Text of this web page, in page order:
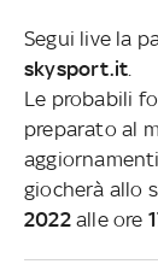
Segui live la
skysport.it
Le probabili
preparato al
giocherà allo
2022alle ore